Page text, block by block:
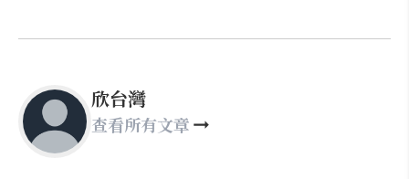
欣台灣
查看所有文章